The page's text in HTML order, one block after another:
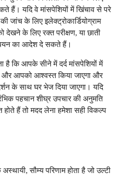
हैं। यदि वे मांसपेशियों में खिंचाव से परे
के लिए इलेक्ट्रोकार्डियोग्राम
देखने के लिए रक्त परीक्षण, या छाती
का आदेश दे सकते हैं।
है कि आपके सीने में दर्द मांसपेशियों में
और आपको आश्वस्त किया जाएगा और
के साथ घर भेज दिया जाएगा। यदि
पहचान शीघ्र उपचार की अनुमति
हैं तो मदद लेना हमेशा सही विकल्प
सौम्य परिणाम होता है जो उल्टी